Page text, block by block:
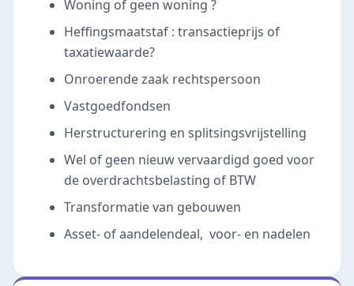
Woning of geen woning ?
Heffingsmaatstaf : transactieprijs of
taxatiewaarde?
Onroerende zaak rechtspersoon
Vastgoedfondsen
Herstructurering en splitsingsvrijstelling
Wel of geen nieuw vervaardigd goed voor
de overdrachtsbelasting of BTW
Transformatie van gebouwen
Asset- of aandelendeal, voor- en nadelen